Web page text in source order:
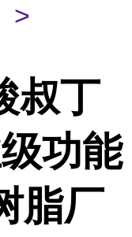
>
叔丁
功能
脂厂